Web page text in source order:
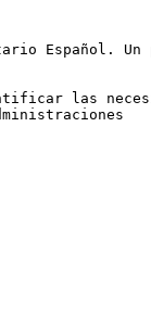
Español.
las